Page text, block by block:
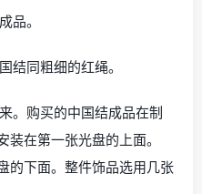
做相框底色。注意：用浅
和吊穗(流苏)。